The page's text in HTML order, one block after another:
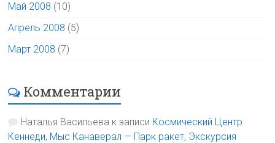
Май 2008 (10)
Апрель 2008 (5)
Март 2008 (7)
Комментарии
Наталья Васильева к записи Космический Центр
Кеннеди, Мыс Канаверал — Парк ракет, Экскурсия